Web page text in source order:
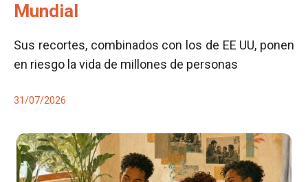
Mundial
Sus recortes, combinados con los de EE UU, ponen
en riesgo la vida de millones de personas
31/07/2026